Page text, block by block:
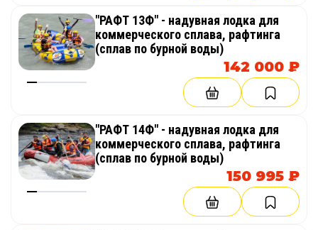
"РАФТ 13Ф" - надувная лодка для
коммерческого сплава, рафтинга
(сплав по бурной воды)
142 000 ₽
"РАФТ 14Ф" - надувная лодка для
коммерческого сплава, рафтинга
(сплав по бурной воды)
150 995 ₽